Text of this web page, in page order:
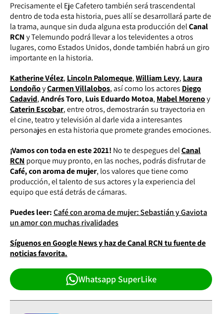
Precisamente el Eje Cafetero también será trascendental
dentro de toda esta historia, pues allí se desarrollará parte de
la trama, aunque sin duda alguna esta producción delCanal
RCNy Telemundo podrá llevar a los televidentes a otros
lugares, como Estados Unidos, donde también habrá un giro
importante en la historia.
Katherine Vélez, Lincoln Palomeque,William Levy, Laura
LondoñoyCarmen Villalobos, así como los actores Diego
Cadavid,Andrés Toro, Luis Eduardo Motoa, Mabel Morenoy
Caterin Escobar, entre otros, demostrarán su trayectoria en
el cine, teatro y televisión al darle vida a interesantes
personajes en esta historia que promete grandes emociones.
¡Vamos con toda en este 2021! No te despegues delCanal
RCN porque muy pronto, en las noches, podrás disfrutar de
Café, con aroma de mujer, los valores que tiene como
producción, el talento de sus actores y la experiencia del
equipo que está detrás de cámaras.
Puedes leer:Café con aroma de mujer: Sebastián y Gaviota
un amor con muchas rivalidades
Síguenos en Google News y haz de Canal RCN tu fuente de
noticias favorita.
Whatsapp SuperLike